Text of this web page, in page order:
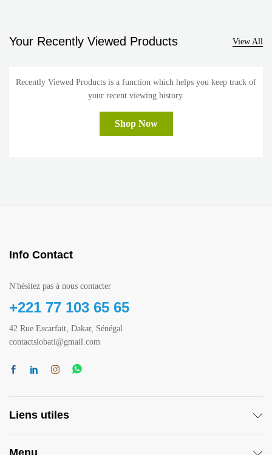
Your Recently Viewed Products View All
Recently Viewed Products is a function which helps you keep track of
your recent viewing history.
Shop Now
Info Contact
N'hésitez pas à nous contacter
+221 77 103 65 65
42 Rue Escarfait, Dakar, Sénégal
contactsiobati@gmail.com
Liens utiles
Menu